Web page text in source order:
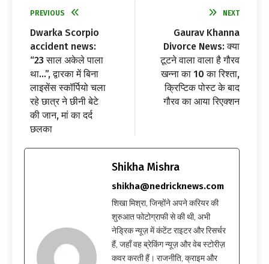
PREVIOUS
Dwarka Scorpio
accident news:
“23 साल अकेले पाला
था…”, द्वारका में बिना
लाइसेंस स्कॉर्पियो चला
रहे छात्र ने छीनी बेटे
की जान, मां का दर्द
छलका
NEXT
Gaurav Khanna
Divorce News: क्या
टूटने वाला वाला है गौरव
खन्ना का 10 का रिश्ता,
क्रिप्टिक पोस्ट के बाद
गौरव का आया रिएक्शन
Shikha Mishra
shikha@nedricknews.com
शिखा मिश्रा, जिन्होंने अपने करियर की
शुरुआत फोटोग्राफी से की थी, अभी
नेड्रिक न्यूज़ में कंटेंट राइटर और रिसर्चर
हैं, जहाँ वह ब्रेकिंग न्यूज़ और वेब स्टोरीज़
कवर करती हैं। राजनीति, क्राइम और